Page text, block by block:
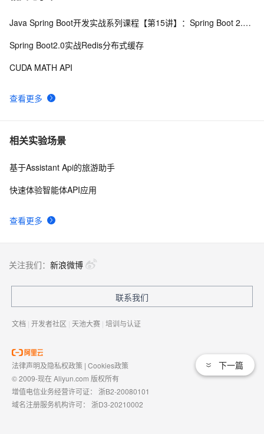
8 申请google android map api key
查看更多
Java Spring Boot开发实战系列课程【第15讲】：Spring Boot 2.0 API与Spring REST Docs实战
Spring Boot2.0实战Redis分布式缓存
CUDA MATH API
相关实验场景
查看更多
基于Assistant Api的旅游助手
快速体验智能体API应用
下一篇
关注我们： 新浪微博
联系我们
文档 | 开发者社区 | 天池大赛 | 培训与认证
法律声明及隐私权政策 | Cookies政策
© 2009-现在 Aliyun.com 版权所有
增值电信业务经营许可证： 浙B2-20080101
域名注册服务机构许可： 浙D3-20210002